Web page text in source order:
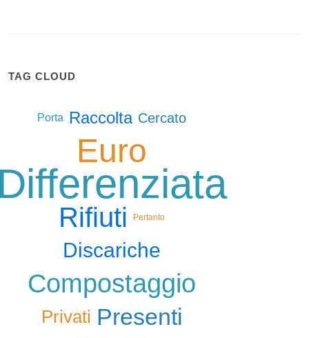
TAG CLOUD
Porta Raccolta Cercato
Euro
Rifiuti Pertanto
Discariche
Compostaggio
Privati Presenti